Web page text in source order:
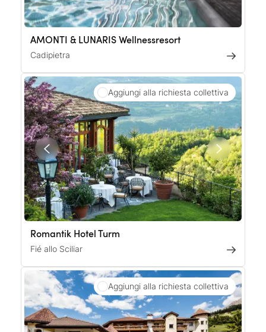
AMONTI & LUNARIS Wellnessresort
Cadipietra
Aggiungi alla richiesta collettiva
Romantik Hotel Turm
Fié allo Sciliar
Aggiungi alla richiesta collettiva